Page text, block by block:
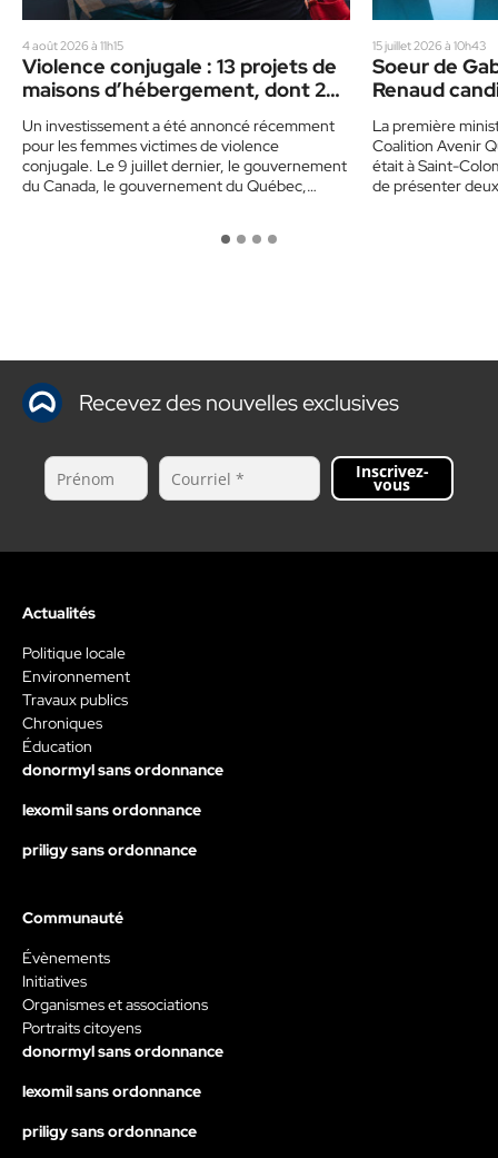
4 août 2026 à 11h15
Violence conjugale : 13 projets de
maisons d’hébergement, dont 2
Un investissement a été annoncé récemment
pour les femmes victimes de violence
conjugale. Le 9 juillet dernier, le gouvernement
du Canada, le gouvernement du Québec,…
15 juillet 2026 à 10h43
Soeur de
Renaud
La première
Coalition Avenir
était à Saint-
de présenter
Recevez des nouvelles exclusives
Inscrivez-
vous
Actualités
Politique locale
Environnement
Travaux publics
Chroniques
Éducation
donormyl sans ordonnance
lexomil sans ordonnance
priligy sans ordonnance
Communauté
Évènements
Initiatives
Organismes et associations
Portraits citoyens
donormyl sans ordonnance
lexomil sans ordonnance
priligy sans ordonnance